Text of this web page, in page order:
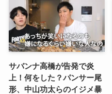
サバンナ高橋が告発で炎
上！何をした？パンサー尾
形、中山功太らのイジメ暴